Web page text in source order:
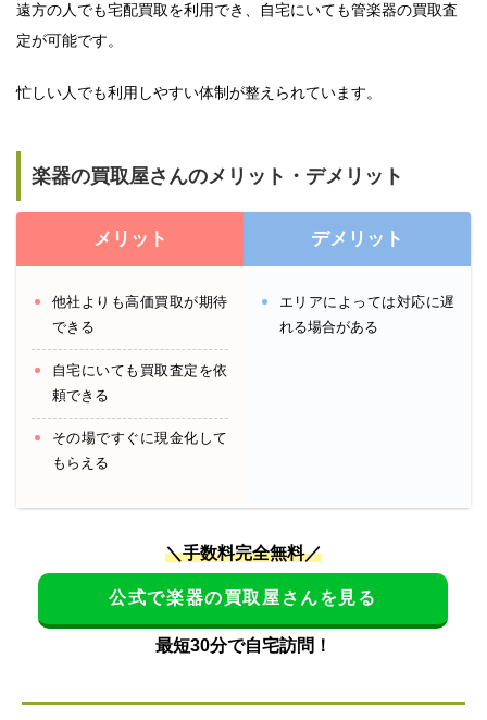
遠方の人でも宅配買取を利用でき、自宅にいても管楽器の買取査
定が可能です。
忙しい人でも利用しやすい体制が整えられています。
楽器の買取屋さんのメリット・デメリット
メリット
他社よりも高価買取が期待
できる
自宅にいても買取査定を依
頼できる
その場ですぐに現金化して
もらえる
デメリット
エリアによっては対応に遅
れる場合がある
＼手数料完全無料／
公式で楽器の買取屋さんを見る
最短30分で自宅訪問！